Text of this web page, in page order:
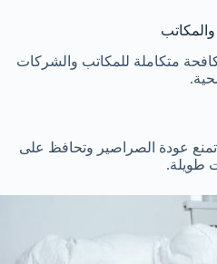
متكاملة للمكاتب والشركات
تمنع عودة الصراصير وتحافظ على
طويلة.